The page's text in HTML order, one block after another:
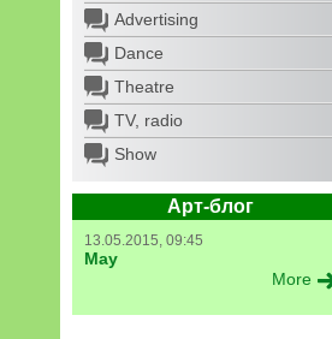
Advertising
Dance
Theatre
TV, radio
Show
Арт-блог
13.05.2015, 09:45
May
More